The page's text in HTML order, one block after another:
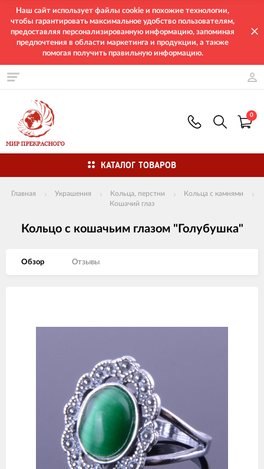
Наш сайт использует файлы cookie и похожие технологии,
чтобы гарантировать максимальное удобство пользователям,
предоставляя персонализированную информацию, запоминая
предпочтения в области маркетинга и продукции, а также
помогая получить правильную информацию.
0
КАТАЛОГ ТОВАРОВ
Главная Украшения Кольца, перстни
Кольца с камнями
Кошачий глаз
Кольцо с кошачьим глазом "Голубушка"
Обзор Отзывы